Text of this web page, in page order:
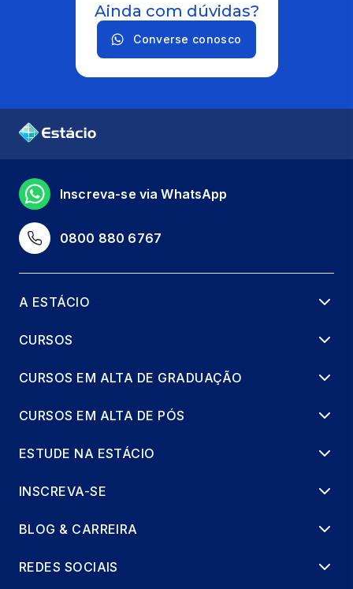
Ainda com dúvidas?
Converse conosco
0800 880 6767
Inscreva-se via WhatsApp
A ESTÁCIO
CURSOS
CURSOS EM ALTA DE GRADUAÇÃO
CURSOS EM ALTA DE PÓS
ESTUDE NA ESTÁCIO
INSCREVA-SE
BLOG & CARREIRA
REDES SOCIAIS